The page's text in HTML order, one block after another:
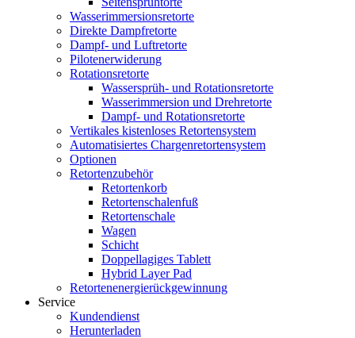
Wasserimmersionsretorte
Direkte Dampfretorte
Dampf- und Luftretorte
Pilotenerwiderung
Rotationsretorte
Wassersprüh- und Rotationsretorte
Wasserimmersion und Drehretorte
Dampf- und Rotationsretorte
Vertikales kistenloses Retortensystem
Automatisiertes Chargenretortensystem
Optionen
Retortenzubehör
Retortenkorb
Retortenschalenfuß
Retortenschale
Wagen
Schicht
Doppellagiges Tablett
Hybrid Layer Pad
Retortenenergierückgewinnung
Service
Kundendienst
Herunterladen